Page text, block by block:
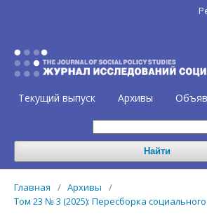
Текущий выпуск Архивы
Найти
Главная / Архивы
/
Том 23 № 3 (2025): Пересборка социального